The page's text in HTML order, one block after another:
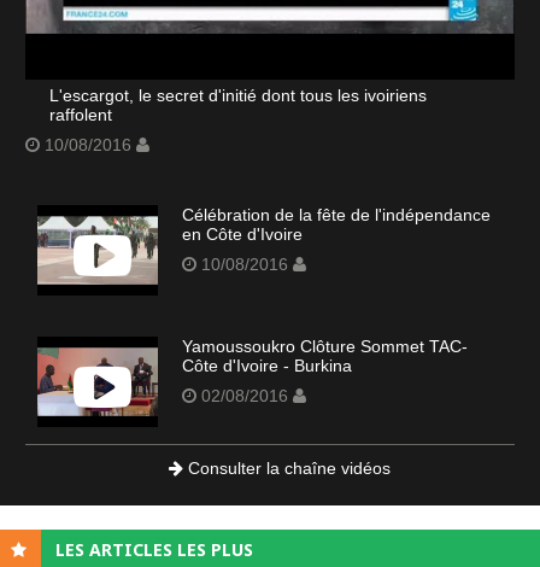
L'escargot, le secret d'initié dont tous les ivoiriens
raffolent
10/08/2016
Célébration de la fête de l'indépendance
en Côte d'Ivoire
10/08/2016
Yamoussoukro Clôture Sommet TAC-
Côte d'Ivoire - Burkina
02/08/2016
Consulter la chaîne vidéos
LES ARTICLES LES PLUS